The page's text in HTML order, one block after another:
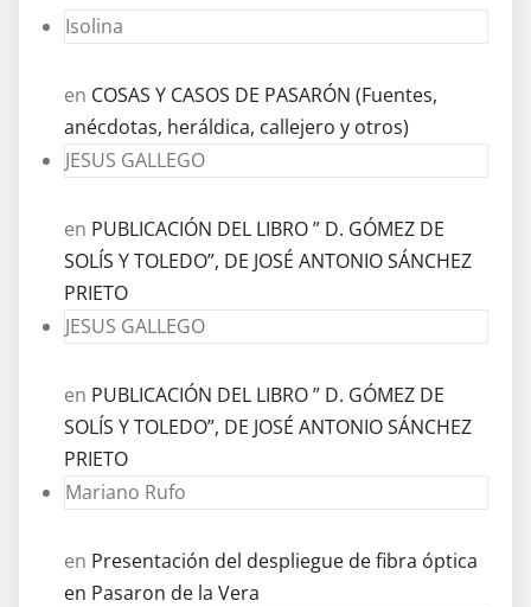
Isolina
en COSAS Y CASOS DE PASARÓN (Fuentes,
anécdotas, heráldica, callejero y otros)
JESUS GALLEGO
en PUBLICACIÓN DEL LIBRO ” D. GÓMEZ DE
SOLÍS Y TOLEDO”, DE JOSÉ ANTONIO SÁNCHEZ
PRIETO
JESUS GALLEGO
en PUBLICACIÓN DEL LIBRO ” D. GÓMEZ DE
SOLÍS Y TOLEDO”, DE JOSÉ ANTONIO SÁNCHEZ
PRIETO
Mariano Rufo
en Presentación del despliegue de fibra óptica
en Pasaron de la Vera